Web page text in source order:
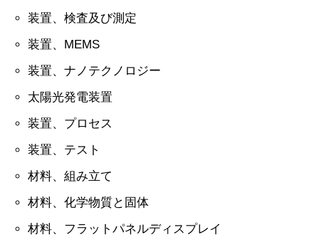
装置、検査及び測定
装置、MEMS
装置、ナノテクノロジー
太陽光発電装置
装置、プロセス
装置、テスト
材料、組み立て
材料、化学物質と固体
材料、フラットパネルディスプレイ